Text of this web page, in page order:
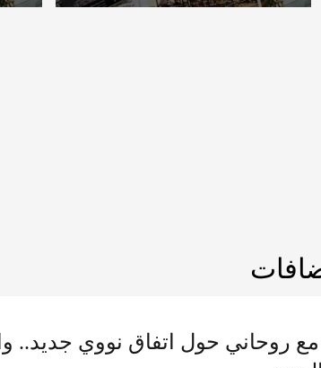
مستقبلًا
روحاني حول اتفاق نووي جديد..